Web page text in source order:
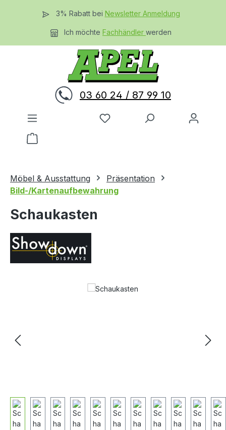
Zum Hauptinhalt springen
3% Rabatt bei Newsletter Anmeldung
Ich möchteFachhändlerwerden
03 60 24 / 87 99 10
Du hast 0 Produkte auf dem
Warenkorb enthält 0 Positionen. Der
Möbel & Ausstattung
Präsentation
Bild-/Kartenaufbewahrung
Schaukasten
Bildergalerie überspringen